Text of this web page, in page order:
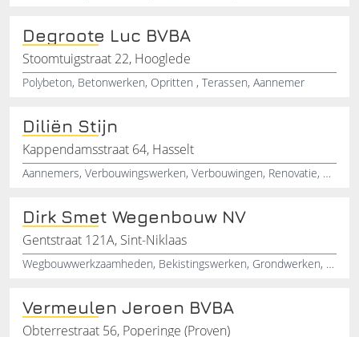
Degroote Luc BVBA
Stoomtuigstraat 22, Hooglede
Polybeton, Betonwerken, Opritten , Terassen, Aannemer
Diliën Stijn
Kappendamsstraat 64, Hasselt
Aannemers, Verbouwingswerken, Verbouwingen, Renovatie, Nieuwbouw, Pleisterwerken
Dirk Smet Wegenbouw NV
Gentstraat 121A, Sint-Niklaas
Wegbouwwerkzaamheden, Bekistingswerken, Grondwerken, Stratenmakersbedrijf, IJzervlechtwerk, Afwatering, Bestratingen, Rioleringswerken, Sierbestrating, Herbestrating
Vermeulen Jeroen BVBA
Obterrestraat 56, Poperinge (Proven)